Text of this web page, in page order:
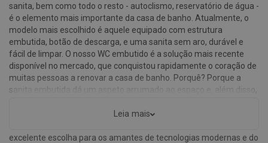
sanita, bem como todo o resto - autoclismo, reservatório de água -
é o elemento mais importante da casa de banho. Atualmente, o
modelo mais escolhido é aquele equipado com estrutura
embutida, botão de descarga, e uma sanita sem aro, durável e
fácil de limpar. O nosso WC embutido é a solução mais recente
disponível no mercado, que conquistou rapidamente o coração de
muitas pessoas a renovar a casa de banho. Porquê? Porque a
sanita embutida dá um aspeto arrumado ao espaço e, além disso,
quem valoriza a alta higiene na casa de banho e não só. Os
excelente escolha para os amantes de tecnologias modernas e do
Leia mais